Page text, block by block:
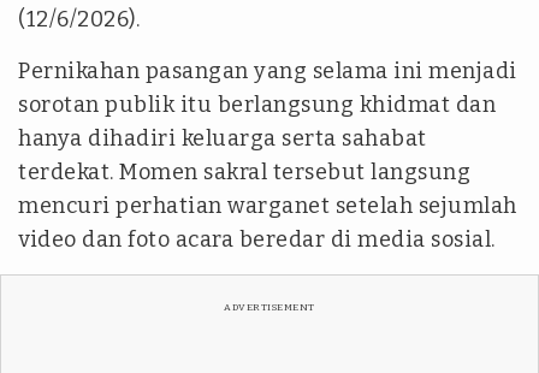
(12/6/2026).
Pernikahan pasangan yang selama ini menjadi
sorotan publik itu berlangsung khidmat dan
hanya dihadiri keluarga serta sahabat
terdekat. Momen sakral tersebut langsung
mencuri perhatian warganet setelah sejumlah
video dan foto acara beredar di media sosial.
ADVERTISEMENT